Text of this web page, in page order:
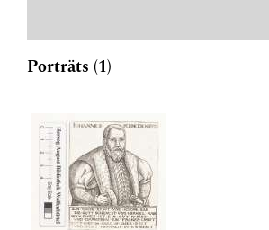
Porträts (1)